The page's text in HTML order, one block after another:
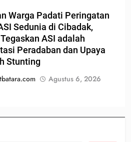
Warga Padati Peringatan
Sedunia di Cibadak,
Tegaskan ASI adalah
Peradaban dan Upaya
Stunting
Agustus 6, 2026